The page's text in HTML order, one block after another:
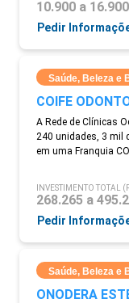
10.900 a 16.900
Pedir
Saúde, Beleza e
COIFE
A Rede de Clínicas
240 unidades, 3 mil
em uma Franquia
INVESTIMENTO TOTAL
268.265 a
Pedir
Saúde, Beleza e
ONODERA